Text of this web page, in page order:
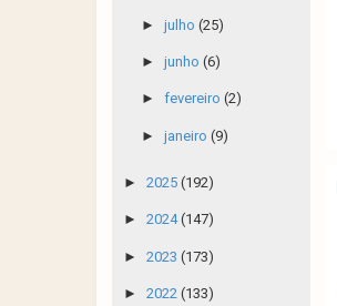
► julho (25)
► junho (6)
► fevereiro (2)
► janeiro (9)
► 2025 (192)
► 2024(147)
► 2023 (173)
► 2022 (133)